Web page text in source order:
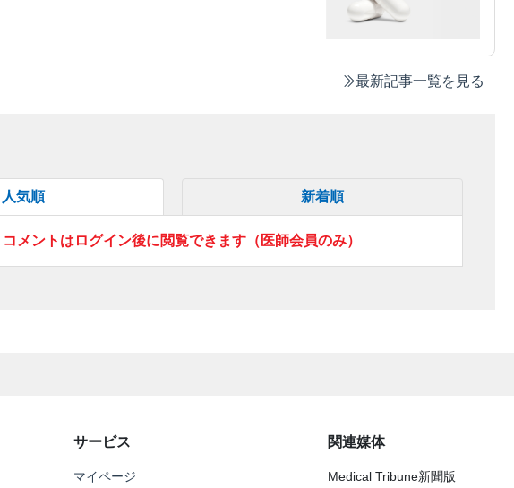
最新記事一覧を見る
人気順 新着順
メントはログイン後に閲覧できます（医師会員のみ）
サービス
マイページ
関連媒体
Medical Tribune新聞版